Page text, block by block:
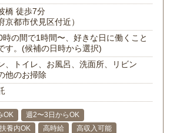
橋 徒歩7分
京都市伏見区付近）
時の間で1時間〜、好きな日に働くこと
す。(候補の日時から選択)
、トイレ、お風呂、洗面所、リビン
他のお掃除
OK
週2〜3日からOK
扶養内OK 高時給
高収入可能